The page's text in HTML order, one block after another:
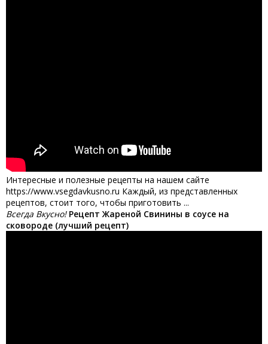
Интересные и полезные рецепты на нашем сайте
https://www.vsegdavkusno.ru Каждый, из представленных
рецептов, стоит того, чтобы приготовить ...
Всегда Вкусно! Рецепт Жареной Свинины в соусе на
сковороде (лучший рецепт)